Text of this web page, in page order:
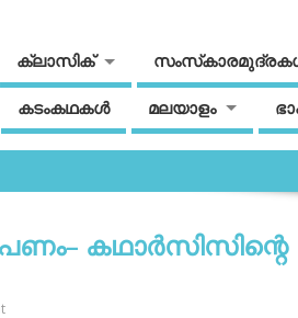
ക്ലാസിക്
കടംകഥകള്‍ മലയാളം
കഥാര്‍സിസിന്റെ